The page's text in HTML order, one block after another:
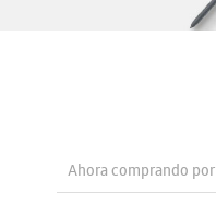
Ahora comprando por